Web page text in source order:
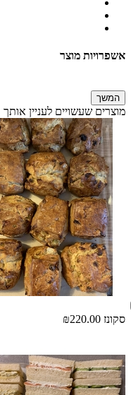
אשפרויות מוצר
המשך
מוצרים שעשויים לעניין אותך
סקונז ₪220.00